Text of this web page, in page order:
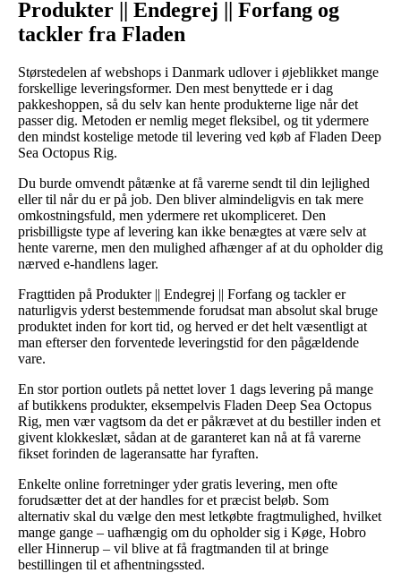
Produkter || Endegrej || Forfang og
tackler fra Fladen
Størstedelen af webshops i Danmark udlover i øjeblikket mange
forskellige leveringsformer. Den mest benyttede er i dag
pakkeshoppen, så du selv kan hente produkterne lige når det
passer dig. Metoden er nemlig meget fleksibel, og tit ydermere
den mindst kostelige metode til levering ved køb af Fladen Deep
Sea Octopus Rig.
Du burde omvendt påtænke at få varerne sendt til din lejlighed
eller til når du er på job. Den bliver almindeligvis en tak mere
omkostningsfuld, men ydermere ret ukompliceret. Den
prisbilligste type af levering kan ikke benægtes at være selv at
hente varerne, men den mulighed afhænger af at du opholder dig
nærved e-handlens lager.
Fragttiden på Produkter || Endegrej || Forfang og tackler er
naturligvis yderst bestemmende forudsat man absolut skal bruge
produktet inden for kort tid, og herved er det helt væsentligt at
man efterser den forventede leveringstid for den pågældende
vare.
En stor portion outlets på nettet lover 1 dags levering på mange
af butikkens produkter, eksempelvis Fladen Deep Sea Octopus
Rig, men vær vagtsom da det er påkrævet at du bestiller inden et
givent klokkeslæt, sådan at de garanteret kan nå at få varerne
fikset forinden de lageransatte har fyraften.
Enkelte online forretninger yder gratis levering, men ofte
forudsætter det at der handles for et præcist beløb. Som
alternativ skal du vælge den mest letkøbte fragtmulighed, hvilket
mange gange – uafhængig om du opholder sig i Køge, Hobro
eller Hinnerup – vil blive at få fragtmanden til at bringe
bestillingen til et afhentningssted.